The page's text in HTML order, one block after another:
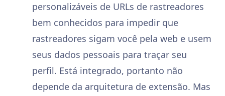
personalizáveis de URLs de rastreadores
bem conhecidos para impedir que
rastreadores sigam você pela web e usem
seus dados pessoais para traçar seu
perfil. Está integrado, portanto não
depende da arquitetura de extensão. Mas